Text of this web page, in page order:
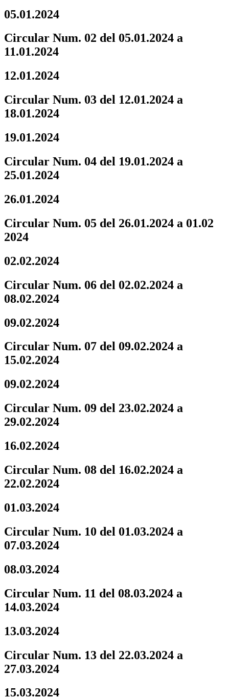
05.01.2024
Circular Num. 02 del 05.01.2024 a
11.01.2024
12.01.2024
Circular Num. 03 del 12.01.2024 a
18.01.2024
19.01.2024
Circular Num. 04 del 19.01.2024 a
25.01.2024
26.01.2024
Circular Num. 05 del 26.01.2024 a 01.02
2024
02.02.2024
Circular Num. 06 del 02.02.2024 a
08.02.2024
09.02.2024
Circular Num. 07 del 09.02.2024 a
15.02.2024
09.02.2024
Circular Num. 09 del 23.02.2024 a
29.02.2024
16.02.2024
Circular Num. 08 del 16.02.2024 a
22.02.2024
01.03.2024
Circular Num. 10 del 01.03.2024 a
07.03.2024
08.03.2024
Circular Num. 11 del 08.03.2024 a
14.03.2024
13.03.2024
Circular Num. 13 del 22.03.2024 a
27.03.2024
15.03.2024